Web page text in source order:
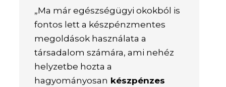
„Ma már egészségügyi okokból is
fontos lett a készpénzmentes
megoldások használata a
társadalom számára, ami nehéz
helyzetbe hozta a
hagyományosan készpénzes